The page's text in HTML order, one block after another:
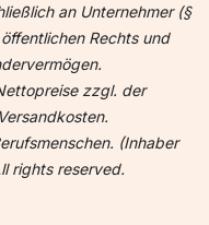
an Unternehmer (§
Rechts und
zzgl. der
(Inhaber
rights reserved.